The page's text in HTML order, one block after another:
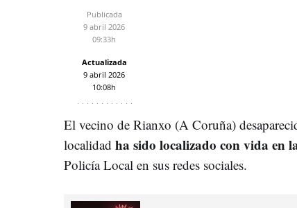
Publicada
9 abril 2026
09:33h
Actualizada
9 abril 2026
10:08h
El vecino de Rianxo (A Coruña)
localidad ha sido localizado con vida en
Policía Local en sus redes sociales.